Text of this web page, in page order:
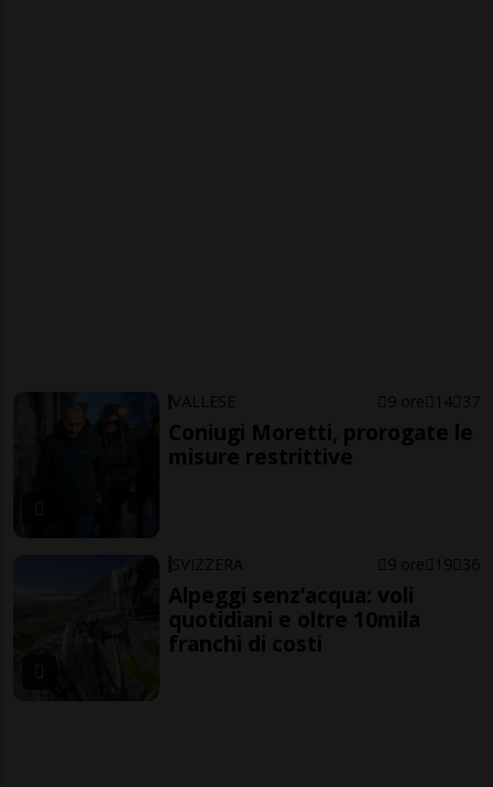
VALLESE 9 ore 14 37
Coniugi Moretti, prorogate le
misure restrittive
SVIZZERA 9 ore 19 36
Alpeggi senz’acqua: voli
quotidiani e oltre 10mila
franchi di costi